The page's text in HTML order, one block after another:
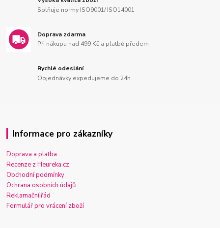
Splňuje normy ISO9001/ ISO14001
Doprava zdarma
Při nákupu nad 499 Kč a platbě předem
Rychlé odeslání
Objednávky expedujeme do 24h
Informace pro zákazníky
Doprava a platba
Recenze z Heureka.cz
Obchodní podmínky
Ochrana osobních údajů
Reklamační řád
Formulář pro vrácení zboží